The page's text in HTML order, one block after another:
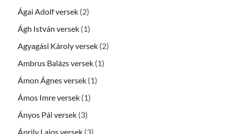
Ágai Adolf versek (2)
Ágh István versek (1)
Agyagási Károly versek (2)
Ambrus Balázs versek (1)
Ámon Ágnes versek (1)
Ámos Imre versek (1)
Ányos Pál versek (3)
Áprily Lajos versek (3)